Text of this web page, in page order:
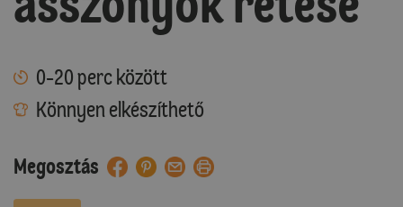
0-20 perc között
Könnyen elkészíthető
Megosztás